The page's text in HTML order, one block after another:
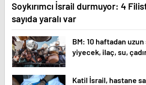
Soykırımcı İsrail durmuyor: 4
sayıda yaralı var
BM: 10 haftadan uzun
yiyecek, ilaç, su,
Katil İsrail, hastane